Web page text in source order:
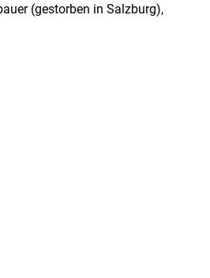
(gestorben in Salzburg),